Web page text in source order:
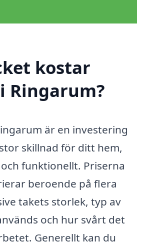
kostar
Ringarum?
är en investering
skillnad för ditt hem,
funktionellt. Priserna
beroende på flera
takets storlek, typ av
och hur svårt det
Generellt kan du